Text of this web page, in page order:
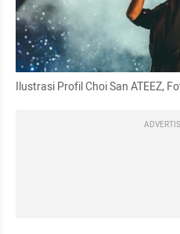
Ilustrasi Profil Choi San ATEEZ,